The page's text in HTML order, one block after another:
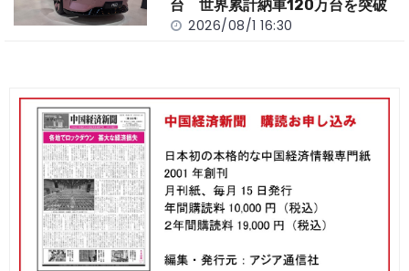
台 世界累計納車120万台を突破
2026/08/1 16:30